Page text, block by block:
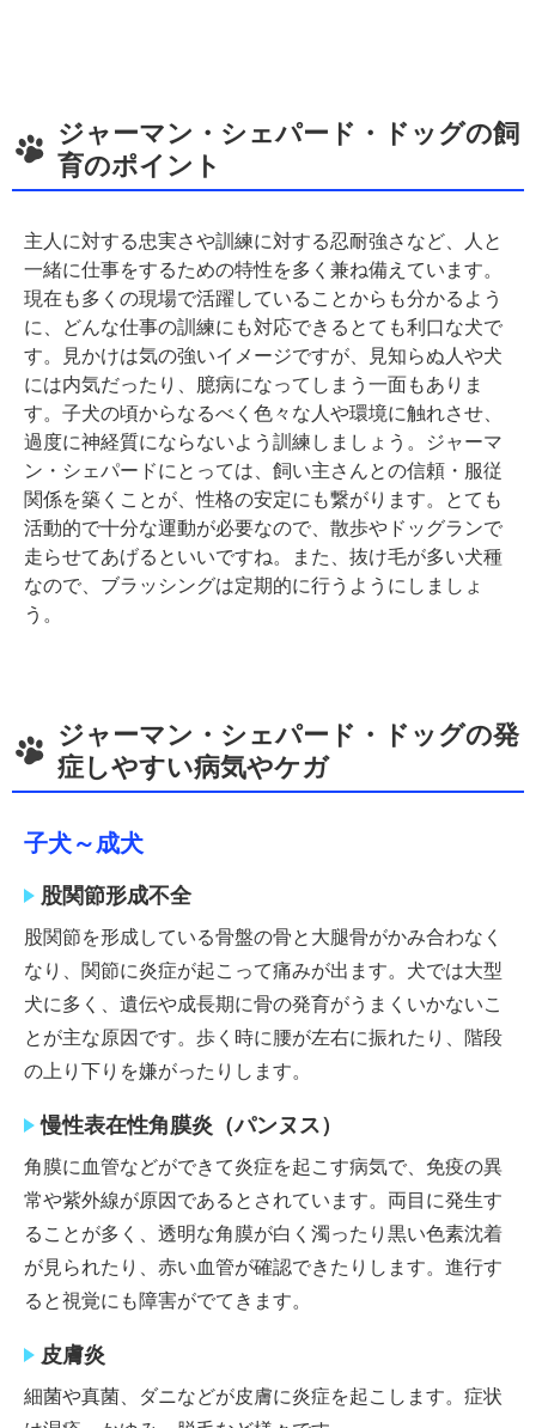
ジャーマン・シェパード・ドッグの飼
育のポイント
主人に対する忠実さや訓練に対する忍耐強さなど、人と
一緒に仕事をするための特性を多く兼ね備えています。
現在も多くの現場で活躍していることからも分かるよう
に、どんな仕事の訓練にも対応できるとても利口な犬で
す。見かけは気の強いイメージですが、見知らぬ人や犬
には内気だったり、臆病になってしまう一面もありま
す。子犬の頃からなるべく色々な人や環境に触れさせ、
過度に神経質にならないよう訓練しましょう。ジャーマ
ン・シェパードにとっては、飼い主さんとの信頼・服従
関係を築くことが、性格の安定にも繋がります。とても
活動的で十分な運動が必要なので、散歩やドッグランで
走らせてあげるといいですね。また、抜け毛が多い犬種
なので、ブラッシングは定期的に行うようにしましょ
う。
ジャーマン・シェパード・ドッグの発
症しやすい病気やケガ
子犬～成犬
股関節形成不全
股関節を形成している骨盤の骨と大腿骨がかみ合わなく
なり、関節に炎症が起こって痛みが出ます。犬では大型
犬に多く、遺伝や成長期に骨の発育がうまくいかないこ
とが主な原因です。歩く時に腰が左右に振れたり、階段
の上り下りを嫌がったりします。
慢性表在性角膜炎（パンヌス）
角膜に血管などができて炎症を起こす病気で、免疫の異
常や紫外線が原因であるとされています。両目に発生す
ることが多く、透明な角膜が白く濁ったり黒い色素沈着
が見られたり、赤い血管が確認できたりします。進行す
ると視覚にも障害がでてきます。
皮膚炎
細菌や真菌、ダニなどが皮膚に炎症を起こします。症状